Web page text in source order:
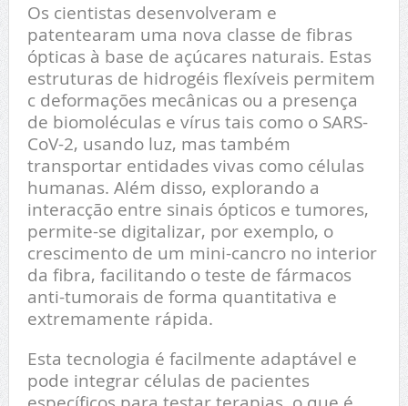
Os cientistas desenvolveram e
patentearam uma nova classe de fibras
ópticas à base de açúcares naturais. Estas
estruturas de hidrogéis flexíveis permitem
c deformações mecânicas ou a presença
de biomoléculas e vírus tais como o SARS-
CoV-2, usando luz, mas também
transportar entidades vivas como células
humanas. Além disso, explorando a
interacção entre sinais ópticos e tumores,
permite-se digitalizar, por exemplo, o
crescimento de um mini-cancro no interior
da fibra, facilitando o teste de fármacos
anti-tumorais de forma quantitativa e
extremamente rápida.
Esta tecnologia é facilmente adaptável e
pode integrar células de pacientes